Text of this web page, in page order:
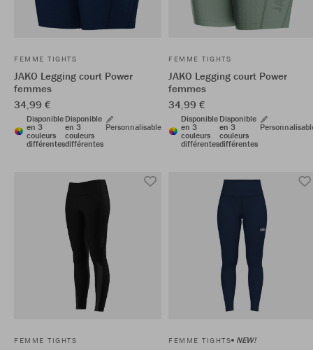
FEMME TIGHTS
JAKO Legging court Power
femmes
34,99 €
Disponible
en 3
couleurs
différentes
Disponible
en 3
couleurs
différentes
Personnalisable
FEMME TIGHTS
JAKO Legging court Power
femmes
34,99 €
Disponible
en 3
couleurs
différentes
Disponible
en 3
couleurs
différentes
FEMME TIGHTS FEMME TIGHTS NEW!